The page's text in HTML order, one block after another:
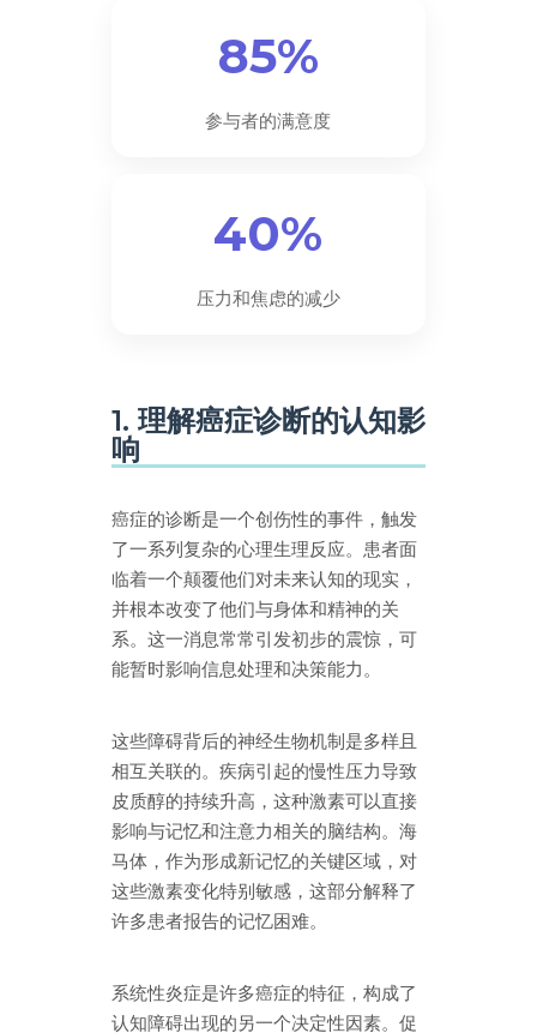
85%
参与者的满意度
40%
压力和焦虑的减少
1. 理解癌症诊断的认知影
响
癌症的诊断是一个创伤性的事件，触发
了一系列复杂的心理生理反应。患者面
临着一个颠覆他们对未来认知的现实，
并根本改变了他们与身体和精神的关
系。这一消息常常引发初步的震惊，可
能暂时影响信息处理和决策能力。
这些障碍背后的神经生物机制是多样且
相互关联的。疾病引起的慢性压力导致
皮质醇的持续升高，这种激素可以直接
影响与记忆和注意力相关的脑结构。海
马体，作为形成新记忆的关键区域，对
这些激素变化特别敏感，这部分解释了
许多患者报告的记忆困难。
系统性炎症是许多癌症的特征，构成了
认知障碍出现的另一个决定性因素。促